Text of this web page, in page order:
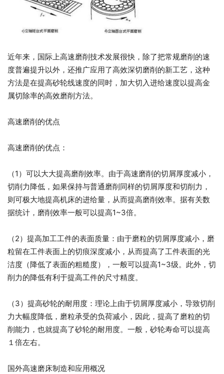
近年来，国际上高速磨削技术发展很快，除了把常规磨削的速
度普遍提升以外，还推广应用了高效深切磨削的新工艺，这种
方法是在提高砂轮线速度的同时，加大切入进给速度以提高金
属切除率的高效磨削方法。
高速磨削的优点
高速磨削的优点：
（1）可以大大提高磨削效率。由于高速磨削的切屑厚度减小，
切削力降低，如果保持与普通磨削同样的切屑厚度和切削力，
则可极大地提高机床的进给量，从而提高磨削效率。据有关数
据统计，磨削效率一般可以提高1~3倍。
（2）提高加工工件的表面质量：由于磨粒的切屑厚度减小，磨
粒留在工件表面上的切痕深度减小，从而提高了工件表面的光
洁度（降低了表面的粗糙度），一般可以提高1~3级。此外，切
削力的降低有利于提高工件的尺寸精度。
（3）提高砂轮的耐用度：理论上由于切屑厚度减小，导致切削
力大幅度降低，磨粒承受的负荷减小，因此，提高了磨粒的切
削能力，也就提高了砂轮的耐用度。一般，砂轮寿命可以提高
１倍左右。
国外高速磨床制造和应用概况